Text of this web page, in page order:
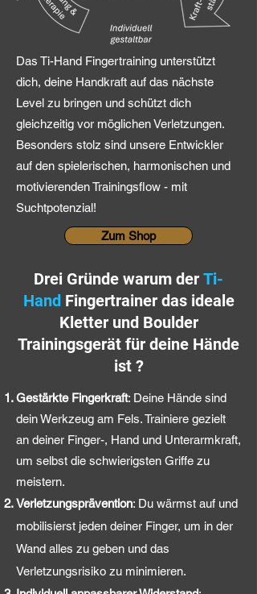
Das Ti-Hand Fingertraining unterstützt
dich, deine Handkraft auf das nächste
Level zu bringen und schützt dich
gleichzeitig vor möglichen Verletzungen.
Besonders stolz sind unsere Entwickler
auf den spielerischen, harmonischen und
motivierenden Trainingsflow - mit
Suchtpotenzial!
Zum Shop
Drei Gründe warum der Ti-
HandFingertrainer das ideale
Kletter und Boulder
Trainingsgerät für deine Hände
ist ?
Gestärkte Fingerkraft: Deine Hände sind
dein Werkzeug am Fels. Trainiere gezielt
an deiner Finger-, Hand und Unterarmkraft,
um selbst die schwierigsten Griffe zu
meistern.
Verletzungsprävention: Du wärmst auf und
mobilisierst jeden deiner Finger, um in der
Wand alles zu geben und das
Verletzungsrisiko zu minimieren.